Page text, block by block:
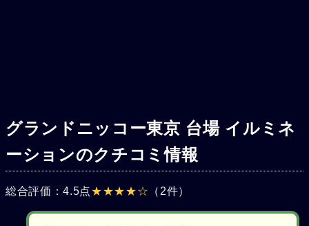
グランドニッコー東京 台場 イルミネ
ーションのクチコミ情報
総合評価：4.5点★★★★☆ （2件）